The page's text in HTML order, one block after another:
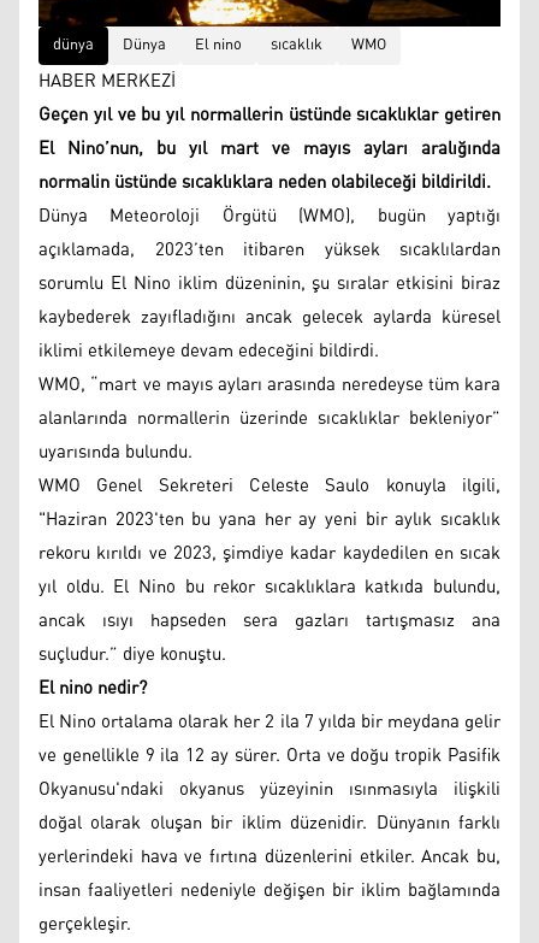
dünya Dünya El nino sıcaklık WMO
HABER MERKEZİ
Geçen yıl ve bu yıl normallerin üstünde sıcaklıklar getiren
El Nino’nun, bu yıl mart ve mayıs ayları aralığında
normalin üstünde sıcaklıklara neden olabileceği bildirildi.
Dünya Meteoroloji Örgütü (WMO), bugün yaptığı
açıklamada, 2023’ten itibaren yüksek sıcaklılardan
sorumlu El Nino iklim düzeninin, şu sıralar etkisini biraz
kaybederek zayıfladığını ancak gelecek aylarda küresel
iklimi etkilemeye devam edeceğini bildirdi.
WMO, “mart ve mayıs ayları arasında neredeyse tüm kara
alanlarında normallerin üzerinde sıcaklıklar bekleniyor”
uyarısında bulundu.
WMO Genel Sekreteri Celeste Saulo konuyla ilgili,
"Haziran 2023'ten bu yana her ay yeni bir aylık sıcaklık
rekoru kırıldı ve 2023, şimdiye kadar kaydedilen en sıcak
yıl oldu. El Nino bu rekor sıcaklıklara katkıda bulundu,
ancak ısıyı hapseden sera gazları tartışmasız ana
suçludur.” diye konuştu.
El nino nedir?
El Nino ortalama olarak her 2 ila 7 yılda bir meydana gelir
ve genellikle 9 ila 12 ay sürer. Orta ve doğu tropik Pasifik
Okyanusu'ndaki okyanus yüzeyinin ısınmasıyla ilişkili
doğal olarak oluşan bir iklim düzenidir. Dünyanın farklı
yerlerindeki hava ve fırtına düzenlerini etkiler. Ancak bu,
insan faaliyetleri nedeniyle değişen bir iklim bağlamında
gerçekleşir.